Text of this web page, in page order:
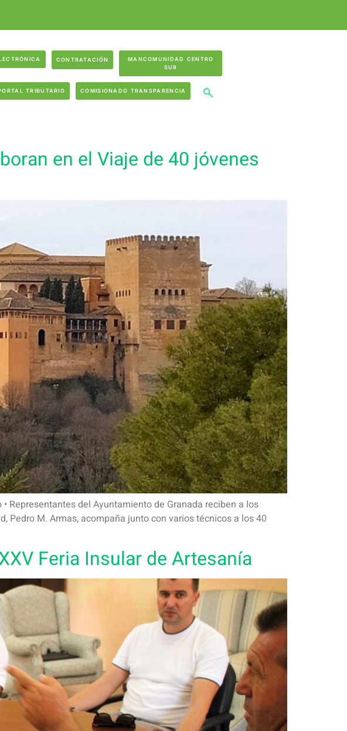
CONTRATACIÓN
MANCOMUNIDAD CENTRO
SUR
TRIBUTARIO COMISIONADO TRANSPARENCIA
en el Viaje de 40 jóvenes
Representantes del Ayuntamiento de Granada reciben a los
Pedro M. Armas, acompaña junto con varios técnicos a los 40
Feria Insular de Artesanía